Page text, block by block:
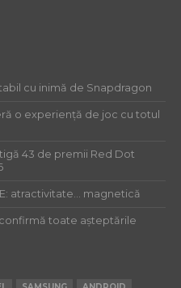
cu inimă de Snapdragon
o experiență de joc cu totul
43 de premii Red Dot
atractivitate… magnetică
confirmă toate așteptările